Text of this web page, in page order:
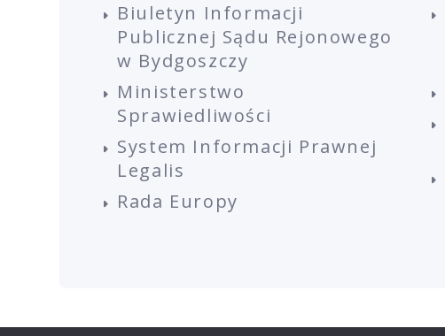
Biuletyn Informacji
Publicznej Sądu Rejonowego
w Bydgoszczy
Ministerstwo
Sprawiedliwości
System Informacji Prawnej
Legalis
Rada Europy